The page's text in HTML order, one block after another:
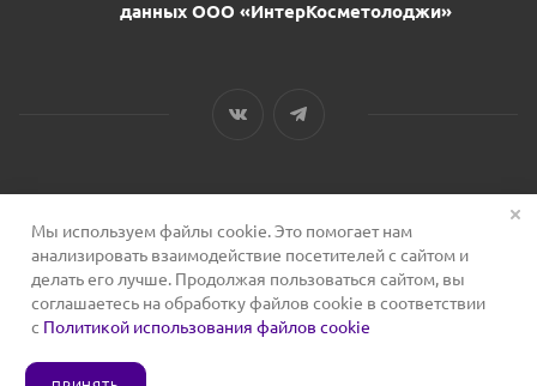
данных ООО «ИнтерКосметолоджи»
2026 © Сервис для косметологов
Мы используем файлы cookie. Это помогает нам
анализировать взаимодействие посетителей с сайтом и
делать его лучше. Продолжая пользоваться сайтом, вы
соглашаетесь на обработку файлов cookie в соответствии
с Политикой использования файлов cookie